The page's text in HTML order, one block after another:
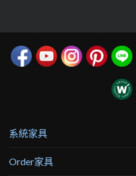
系統家具
Order家具